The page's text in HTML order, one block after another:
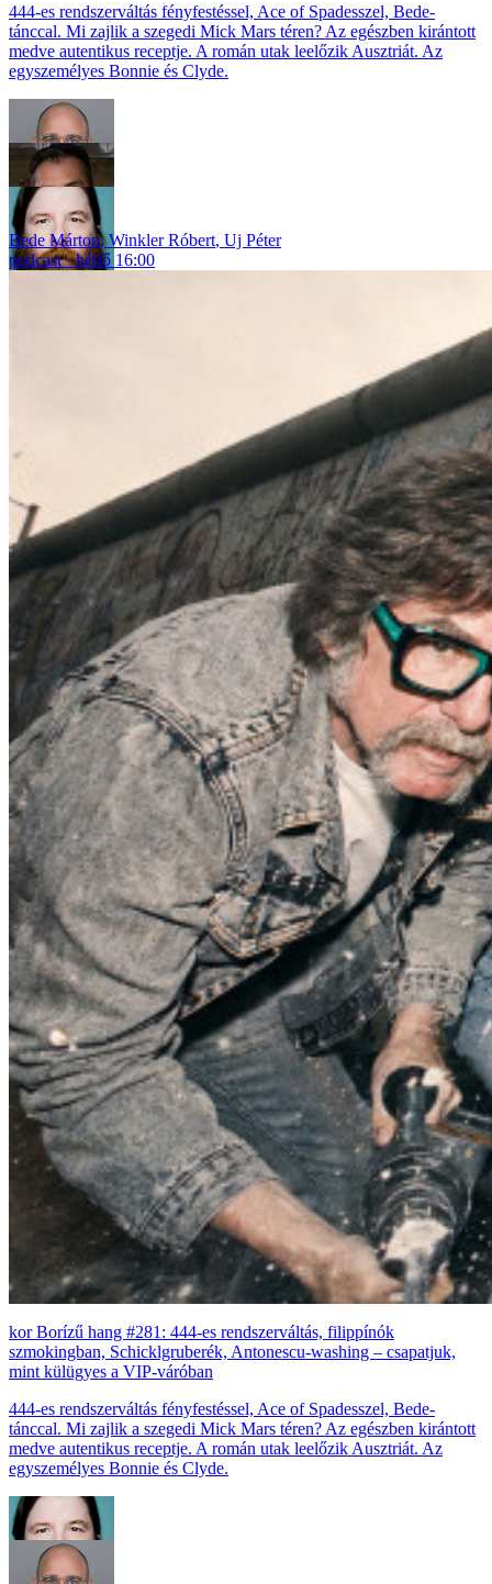
444-es rendszerváltás fényfestéssel, Ace of Spadesszel, Bede-
tánccal. Mi zajlik a szegedi Mick Mars téren? Az egészben kirántott
medve autentikus receptje. A román utak leelőzik Ausztriát. Az
egyszemélyes Bonnie és Clyde.
Bede Márton,Winkler Róbert, Uj Péter
podcast
hétfő 16:00
Borízű hang #281: 444-es rendszerváltás, filippínók
szmokingban, Schicklgruberék, Antonescu-washing – csapatjuk,
mint külügyes a VIP-váróban
444-es rendszerváltás fényfestéssel, Ace of Spadesszel, Bede-
tánccal. Mi zajlik a szegedi Mick Mars téren? Az egészben kirántott
medve autentikus receptje. A román utak leelőzik Ausztriát. Az
egyszemélyes Bonnie és Clyde.